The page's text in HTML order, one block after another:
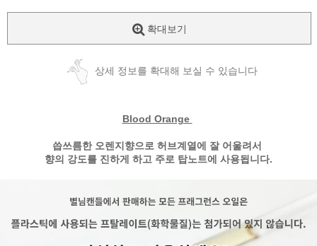
확대보기
상세 정보를 확대해 보실 수 있습니다
Blood Orange
씁쓰름한 오렌지향으로 허브계열에 잘 어울려서
향의 강도를 진하게 하고 주로 탑노트에 사용됩니다.